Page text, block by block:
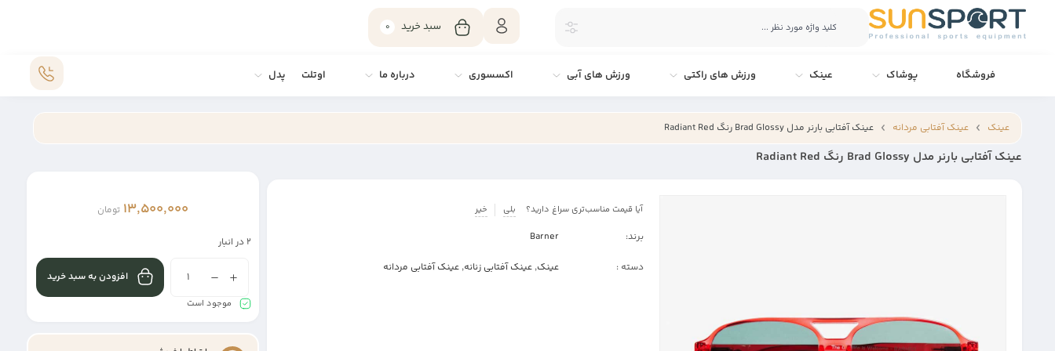
سبد خرید 0
فروشگاه پوشاک عینک ورزش های راکتی ورزش های آبی اکسسوری درباره ما اوتلت پدل
عینک عینک آفتابی مردانه عینک آفتابی بارنر مدل Brad Glossy رنگ Radiant Red
عینک آفتابی بارنر مدل Brad Glossy رنگ Radiant Red
آیا قیمت مناسب‌تری سراغ دارید؟ بلی خیر
برند: Barner
دسته : عینک,عینک آفتابی زنانه,عینک آفتابی مردانه
13,500,000 تومان
2 در انبار
افزودن به سبد خرید
موجود است